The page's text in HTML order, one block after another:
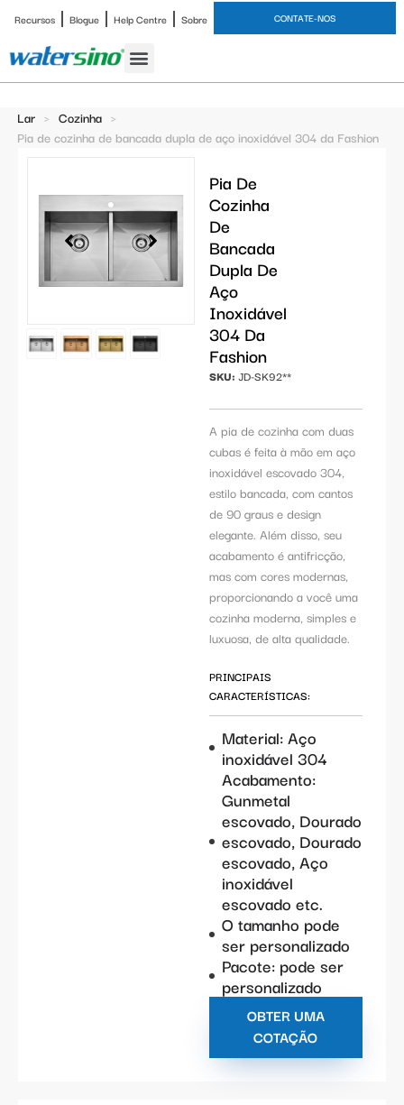
Recursos Blogue Help Centre Sobre CONTATE-NOS
Lar > Cozinha >
Pia de cozinha de bancada dupla de aço inoxidável 304 da Fashion
Pia De
Cozinha
De
Bancada
Dupla De
Aço
Inoxidável
304 Da
Fashion
SKU: JD-SK92**
A pia de cozinha com duas
cubas é feita à mão em aço
inoxidável escovado 304,
estilo bancada, com cantos
de 90 graus e design
elegante. Além disso, seu
acabamento é antifricção,
mas com cores modernas,
proporcionando a você uma
cozinha moderna, simples e
luxuosa, de alta qualidade.
PRINCIPAIS
CARACTERÍSTICAS:
Material: Aço
inoxidável 304
Acabamento:
Gunmetal
escovado, Dourado
escovado, Dourado
escovado, Aço
inoxidável
escovado etc.
O tamanho pode
ser personalizado
Pacote: pode ser
personalizado
OBTER UMA
COTAÇÃO